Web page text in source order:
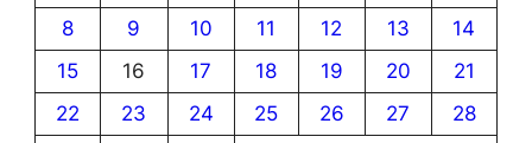
8
9 10 11 12 13
14
15
16 17 18 19 20
21
22
23 24 25 26 27
28